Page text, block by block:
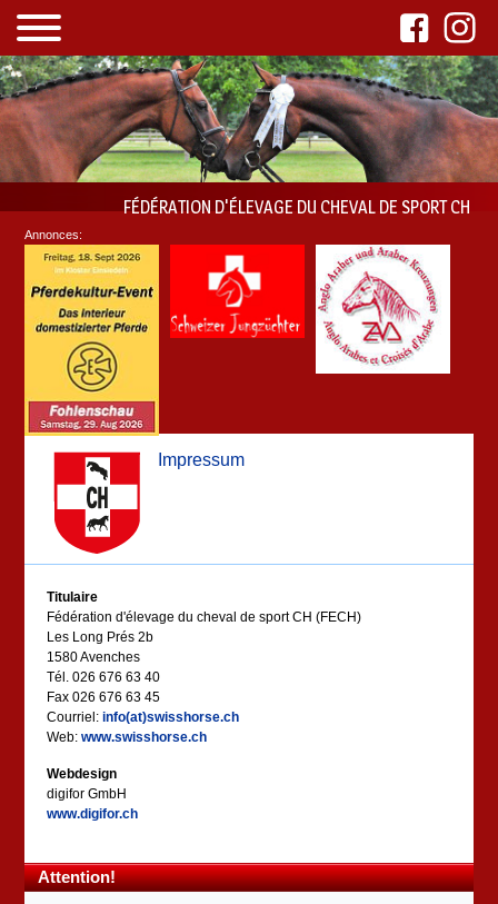
FÉDÉRATION D'ÉLEVAGE DU CHEVAL DE SPORT CH
Impressum
Titulaire
Fédération d'élevage du cheval de sport CH (FECH)
Les Long Prés 2b
1580 Avenches
Tél. 026 676 63 40
Fax 026 676 63 45
Courriel:info(at)swisshorse.ch
Web:www.swisshorse.ch
Webdesign
digifor GmbH
www.digifor.ch
Attention!
Annonces: